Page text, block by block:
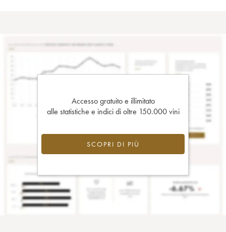
Accesso gratuito e illimitato
alle statistiche e indici di oltre 150.000 vini
SCOPRI DI PIÙ